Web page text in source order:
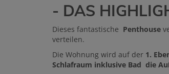
- DAS
Dieses fantastische Penthouse
verteilen.
Die Wohnung wird auf der 1.
Schlafraum inklusive Bad die